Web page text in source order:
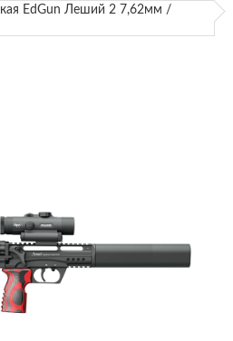
EdGun Леший 2 7,62мм /